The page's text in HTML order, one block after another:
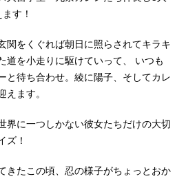
す！
関をくぐれば朝日に照らされてキラキ
道を小走りに駆けていって、 いつも
と待ち合わせ。綾に陽子、そしてカレ
えます。
界に一つしかない彼女たちだけの大切
ズ！
きたこの頃、忍の様子がちょっとおか